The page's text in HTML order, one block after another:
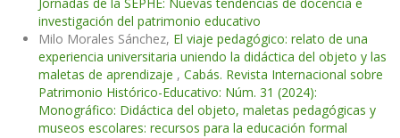
investigación del patrimonio educativo
Milo Morales Sánchez, El viaje pedagógico: relato de una
experiencia universitaria uniendo la didáctica del objeto y las
maletas de aprendizaje , Cabás. Revista Internacional sobre
Patrimonio Histórico-Educativo: Núm. 31 (2024):
Monográfico: Didáctica del objeto, maletas pedagógicas y
museos escolares: recursos para la educación formal